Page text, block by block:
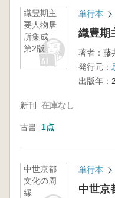
織豊期主
要人物居
所集成
第2版
単行本
織豊期
著者： 藤
発行元：
出版年：
新刊 在庫なし
古書 1点
中世京都
文化の周
縁
単行本
中世京